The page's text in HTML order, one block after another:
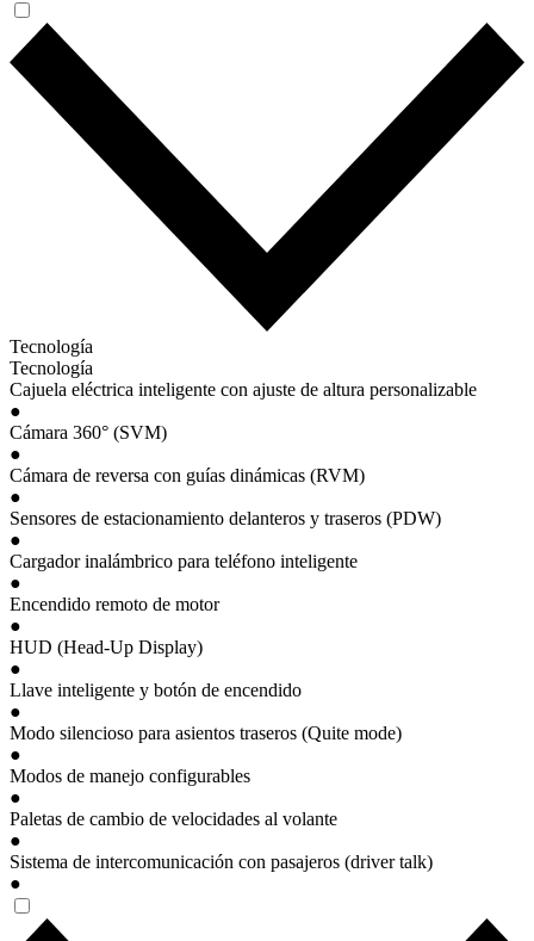
Tecnología
Tecnología
Cajuela eléctrica inteligente con ajuste de altura personalizable
●
Cámara 360° (SVM)
●
Cámara de reversa con guías dinámicas (RVM)
●
Sensores de estacionamiento delanteros y traseros (PDW)
●
Cargador inalámbrico para teléfono inteligente
●
Encendido remoto de motor
●
HUD (Head-Up Display)
●
Llave inteligente y botón de encendido
●
Modo silencioso para asientos traseros (Quite mode)
●
Modos de manejo configurables
●
Paletas de cambio de velocidades al volante
●
Sistema de intercomunicación con pasajeros (driver talk)
●